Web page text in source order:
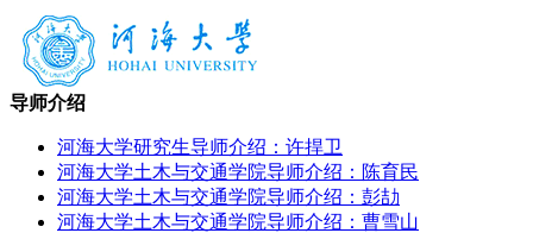
导师介绍
河海大学研究生导师介绍：许捍卫
河海大学土木与交通学院导师介绍：陈育民
河海大学土木与交通学院导师介绍：彭劼
河海大学土木与交通学院导师介绍：曹雪山